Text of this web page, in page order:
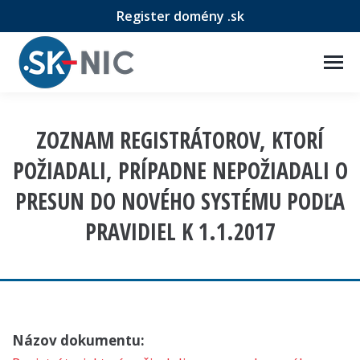
Register domény .sk
ZOZNAM REGISTRÁTOROV, KTORÍ
POŽIADALI, PRÍPADNE NEPOŽIADALI O
PRESUN DO NOVÉHO SYSTÉMU PODĽA
PRAVIDIEL K 1.1.2017
Názov dokumentu: